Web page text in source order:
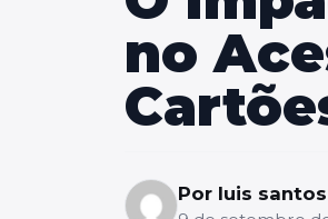
no
Por luis santos